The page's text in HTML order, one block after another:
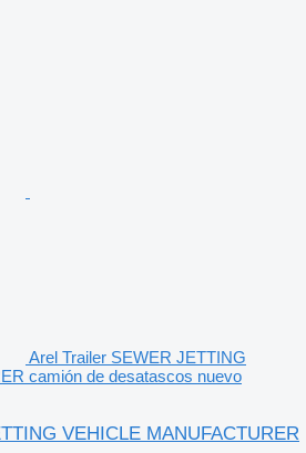
Arel Trailer SEWER JETTING
camión de desatascos nuevo
VEHICLE MANUFACTURER